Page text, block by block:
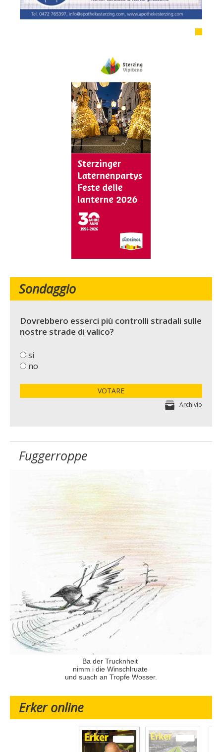
Sondaggio
Dovrebbero esserci più controlli stradali sulle
nostre strade di valico?
si
no
VOTARE
Archivio
Fuggerroppe
Ba der Trucknheit
nimm i die Winschlruate
und suach an Tropfe Wosser.
Erker online